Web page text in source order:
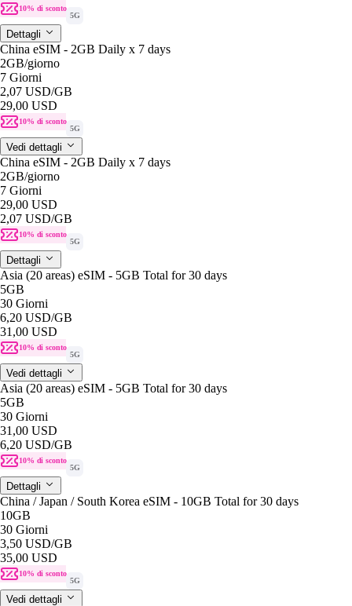
10% di sconto
5G
Dettagli
China eSIM - 2GB Daily x 7 days
2GB/giorno
7 Giorni
2,07 USD/GB
29,00 USD
10% di sconto
5G
Vedi dettagli
China eSIM - 2GB Daily x 7 days
2GB/giorno
7 Giorni
29,00 USD
2,07 USD/GB
10% di sconto
5G
Dettagli
Asia (20 areas) eSIM - 5GB Total for 30 days
5GB
30 Giorni
6,20 USD/GB
31,00 USD
10% di sconto
5G
Vedi dettagli
Asia (20 areas) eSIM - 5GB Total for 30 days
5GB
30 Giorni
31,00 USD
6,20 USD/GB
10% di sconto
5G
Dettagli
China / Japan / South Korea eSIM - 10GB Total for 30 days
10GB
30 Giorni
3,50 USD/GB
35,00 USD
10% di sconto
5G
Vedi dettagli